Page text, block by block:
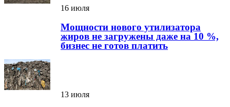
16 июля
Мощности нового утилизатора
жиров не загружены даже на 10 %,
бизнес не готов платить
13 июля